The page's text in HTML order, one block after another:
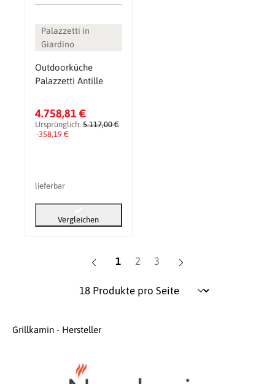
Palazzetti in
Giardino
Outdoorküche
Palazzetti Antille
4.758,81 €
Ursprünglich: 5.117,00 €
-358,19 €
lieferbar
Vergleichen
Seite
1 Seite
2 Seite
3
Grillkamin - Hersteller